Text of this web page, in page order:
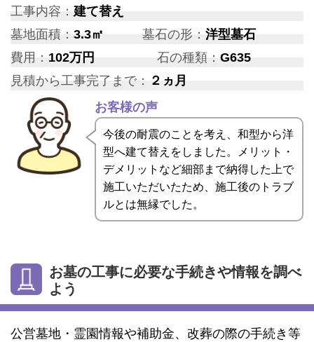
工事内容： 建て替え
墓地面積： 3.3㎡ 墓石の形：洋型墓石
費用： 102万円 石の種類： G635
見積から工事完了まで： ２ヵ月
お客様の声
今後の耐震のことを考え、和型から洋
型へ建て替えをしました。メリット・
デメリットなど細部まで納得した上で
施工いただいたため、施工後のトラブ
ルとは無縁でした。
お墓の工事に必要な手続きや情報を調べ
よう
公営墓地・霊園情報や補助金、改葬の際の手続き等